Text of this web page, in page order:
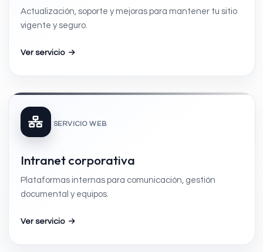
Actualización, soporte y mejoras para mantener tu sitio
vigente y seguro.
Ver servicio
SERVICIO WEB
Intranet corporativa
Plataformas internas para comunicación, gestión
documental y equipos.
Ver servicio